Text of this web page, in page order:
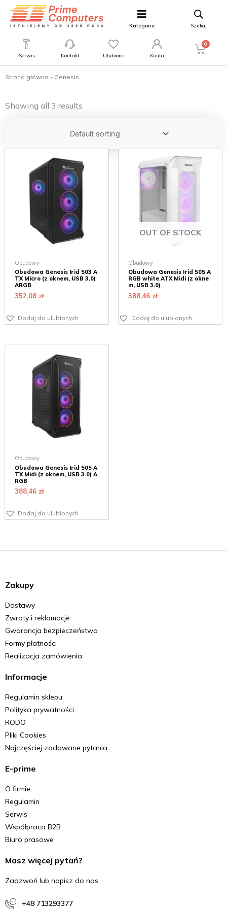
Kategorie Szukaj
Serwis Kontakt Ulubione Konto
0
Strona główna » Genesis
Showing all 3 results
Obudowy
Obudowa Genesis Irid 503 A
TX Micro (z oknem, USB 3.0)
ARGB
352,08 zł
Dodaj do ulubionych
OUT OF STOCK
Obudowy
Obudowa Genesis Irid 505 A
RGB white ATX Midi (z okne
m, USB 3.0)
388,46 zł
Dodaj do ulubionych
Obudowy
Obudowa Genesis Irid 505 A
TX Midi (z oknem, USB 3.0) A
RGB
388,46 zł
Dodaj do ulubionych
Zakupy
Dostawy
Zwroty i reklamacje
Gwarancja bezpieczeństwa
Formy płatności
Realizacja zamówienia
Informacje
Regulamin sklepu
Polityka prywatności
RODO
Pliki Cookies
Najczęściej zadawane pytania
E-prime
O firmie
Regulamin
Serwis
Współpraca B2B
Biuro prasowe
Masz więcej pytań?
Zadzwoń lub napisz do nas
+48 713293377